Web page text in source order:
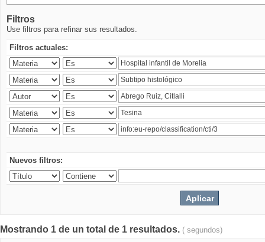
Filtros
Use filtros para refinar sus resultados.
Filtros actuales:
Nuevos filtros:
Mostrando 1 de un total de 1 resultados. ( segundos)